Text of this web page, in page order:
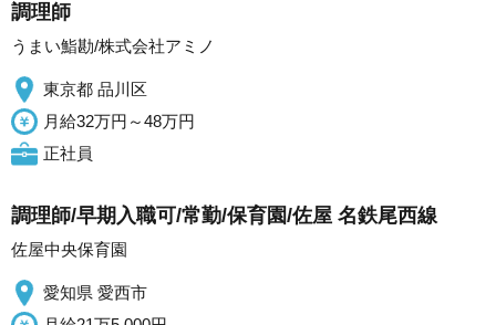
調理師
うまい鮨勘/株式会社アミノ
東京都 品川区
月給32万円～48万円
正社員
調理師/早期入職可/常勤/保育園/佐屋 名鉄尾西線
佐屋中央保育園
愛知県 愛西市